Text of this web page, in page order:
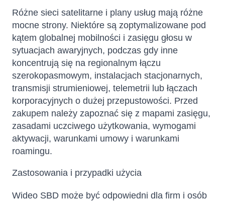
Różne sieci satelitarne i plany usług mają różne
mocne strony. Niektóre są zoptymalizowane pod
kątem globalnej mobilności i zasięgu głosu w
sytuacjach awaryjnych, podczas gdy inne
koncentrują się na regionalnym łączu
szerokopasmowym, instalacjach stacjonarnych,
transmisji strumieniowej, telemetrii lub łączach
korporacyjnych o dużej przepustowości. Przed
zakupem należy zapoznać się z mapami zasięgu,
zasadami uczciwego użytkowania, wymogami
aktywacji, warunkami umowy i warunkami
roamingu.
Zastosowania i przypadki użycia
Wideo SBD może być odpowiedni dla firm i osób